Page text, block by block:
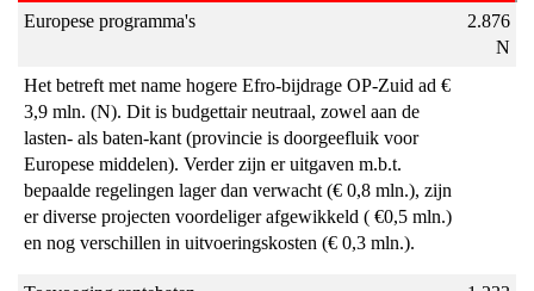
Kennis
Talentontwikkeling
Toelichting
verschillen
Europese programma's
2.876
N
Het betreft met name hogere Efro-bijdrage OP-Zuid ad €
3,9 mln. (N). Dit is budgettair neutraal, zowel aan de
lasten- als baten-kant (provincie is doorgeefluik voor
Europese middelen). Verder zijn er uitgaven m.b.t.
bepaalde regelingen lager dan verwacht (€ 0,8 mln.), zijn
er diverse projecten voordeliger afgewikkeld ( €0,5 mln.)
en nog verschillen in uitvoeringskosten (€ 0,3 mln.).